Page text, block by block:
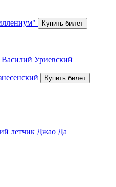
Уриевский
летчик Джао Да